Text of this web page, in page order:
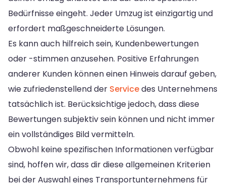
Bedürfnisse eingeht. Jeder Umzug ist einzigartig und
erfordert maßgeschneiderte Lösungen.
Es kann auch hilfreich sein, Kundenbewertungen
oder -stimmen anzusehen. Positive Erfahrungen
anderer Kunden können einen Hinweis darauf geben,
wie zufriedenstellend der Servicedes Unternehmens
tatsächlich ist. Berücksichtige jedoch, dass diese
Bewertungen subjektiv sein können und nicht immer
ein vollständiges Bild vermitteln.
Obwohl keine spezifischen Informationen verfügbar
sind, hoffen wir, dass dir diese allgemeinen Kriterien
bei der Auswahl eines Transportunternehmens für